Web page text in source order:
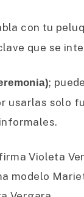
con tu
que se
;
usarlas solo
modelo